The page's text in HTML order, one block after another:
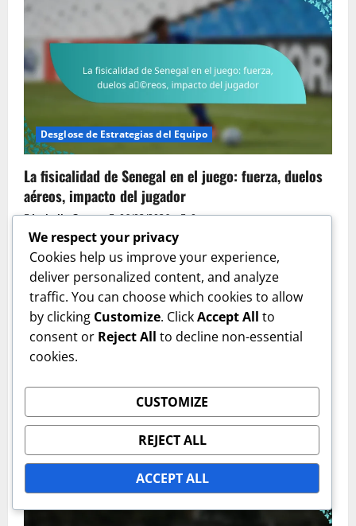
Desglose de Estrategias del Equipo
La fisicalidad de Senegal en el juego: fuerza, duelos
aéreos, impacto del jugador
Isabella Grant 06/02/2026 0
Métricas de Rendimiento del Jugador
La destreza defensiva de Virgil van Dijk: entradas
realizadas, intercepciones, duelos aéreos
Isabella Grant 06/02/2026 0
We respect your privacy
Cookies help us improve your experience,
deliver personalized content, and analyze
traffic. You can choose which cookies to allow
by clicking Customize. ClickAccept All to
consent or Reject All to decline non-essential
cookies.
CUSTOMIZE
REJECT ALL
ACCEPT ALL